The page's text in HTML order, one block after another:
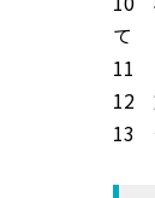
11
12
13